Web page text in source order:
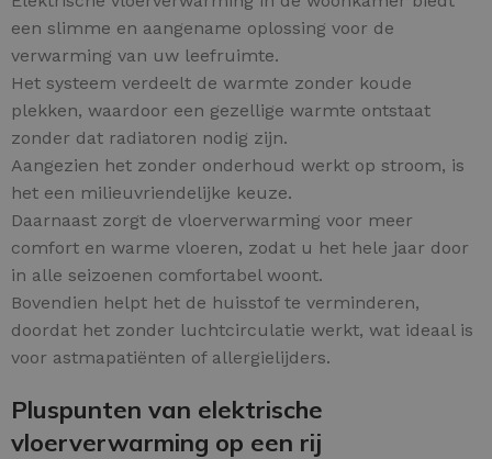
een slimme en aangename oplossing voor de
verwarming van uw leefruimte.
Het systeem verdeelt de warmte zonder koude
plekken, waardoor een gezellige warmte ontstaat
zonder dat radiatoren nodig zijn.
Aangezien het zonder onderhoud werkt op stroom, is
het een milieuvriendelijke keuze.
Daarnaast zorgt de vloerverwarming voor meer
comfort en warme vloeren, zodat u het hele jaar door
in alle seizoenen comfortabel woont.
Bovendien helpt het de huisstof te verminderen,
doordat het zonder luchtcirculatie werkt, wat ideaal is
voor astmapatiënten of allergielijders.
Pluspunten van elektrische
vloerverwarming op een rij